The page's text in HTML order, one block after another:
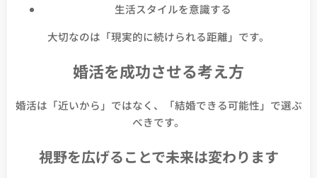
生活スタイルを意識する
大切なのは「現実的に続けられる距離」です。
婚活を成功させる考え方
婚活は「近いから」ではなく、「結婚できる可能性」で選ぶ
べきです。
視野を広げることで未来は変わります